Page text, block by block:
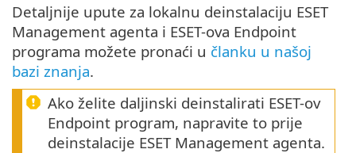
Detaljnije upute za lokalnu deinstalaciju ESET
Management agenta i ESET-ova Endpoint
programa možete pronaći u članku u našoj
bazi znanja.
Ako želite daljinski deinstalirati ESET-ov
Endpoint program, napravite to prije
deinstalacije ESET Management agenta.